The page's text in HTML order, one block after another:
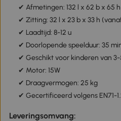
✔ Afmetingen: 132 l x 62 b x 65
✔ Zitting: 32 l x 23 b x 33 h
✔ Laadtijd: 8-12 u
✔ Doorlopende speelduur: 35
✔ Geschikt voor kinderen van 3-
✔ Motor: 15W
✔ Draagvermogen: 25 kg
✔ Gecertificeerd volgens EN71-
Leveringsomvang: